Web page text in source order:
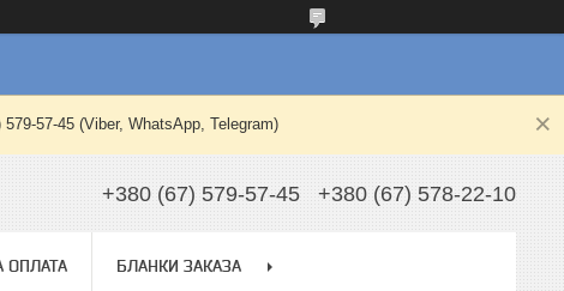
57-45 (Viber, WhatsApp, Telegram)
+380 (67) 579-57-45 +380 (67) 578-22-10
ОПЛАТА БЛАНКИ ЗАКАЗА